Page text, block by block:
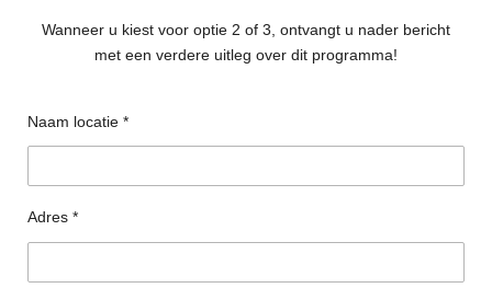
Wanneer u kiest voor optie 2 of 3, ontvangt u nader bericht
met een verdere uitleg over dit programma!
Naam locatie *
Adres *